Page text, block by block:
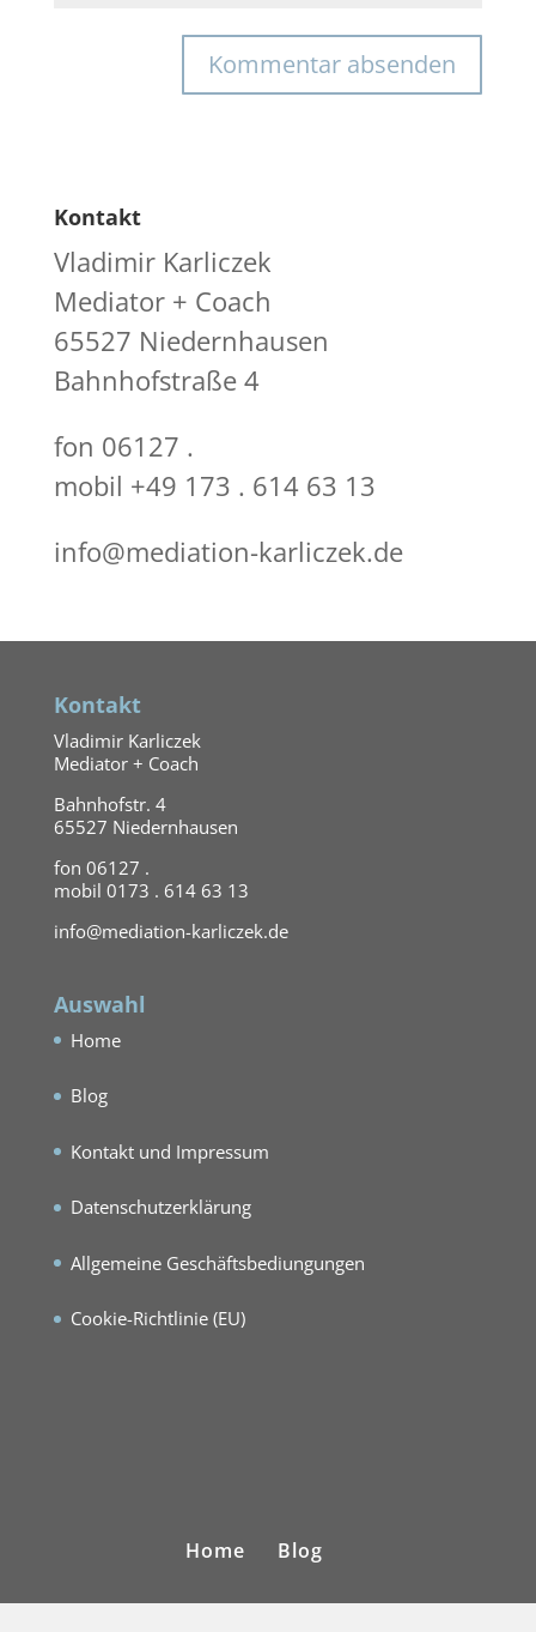
Kontakt
Vladimir Karliczek
Mediator + Coach
65527 Niedernhausen
Bahnhofstraße 4
fon 06127 .
mobil +49 173 . 614 63 13
info@mediation-karliczek.de
Kontakt
Vladimir Karliczek
Mediator + Coach
Bahnhofstr. 4
65527 Niedernhausen
fon 06127 .
mobil 0173 . 614 63 13
info@mediation-karliczek.de
Auswahl
Home
Blog
Kontakt und Impressum
Datenschutzerklärung
Allgemeine Geschäftsbediungungen
Cookie-Richtlinie (EU)
Home Blog